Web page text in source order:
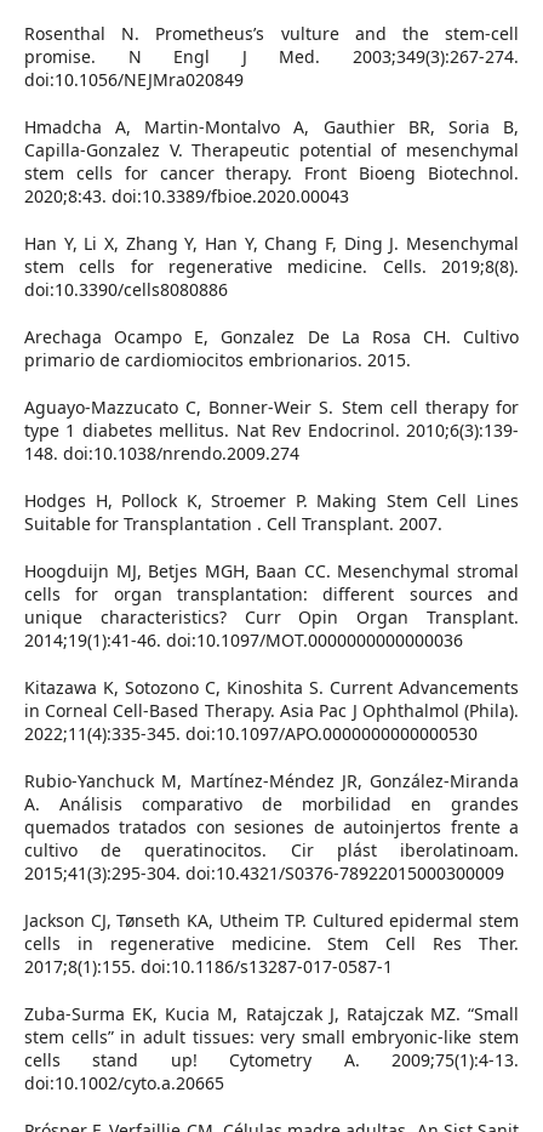
Rosenthal N. Prometheus’s vulture and the stem-cell
promise. N Engl J Med. 2003;349(3):267-274.
doi:10.1056/NEJMra020849
Hmadcha A, Martin-Montalvo A, Gauthier BR, Soria B,
Capilla-Gonzalez V. Therapeutic potential of mesenchymal
stem cells for cancer therapy. Front Bioeng Biotechnol.
2020;8:43. doi:10.3389/fbioe.2020.00043
Han Y, Li X, Zhang Y, Han Y, Chang F, Ding J. Mesenchymal
stem cells for regenerative medicine. Cells. 2019;8(8).
doi:10.3390/cells8080886
Arechaga Ocampo E, Gonzalez De La Rosa CH. Cultivo
primario de cardiomiocitos embrionarios. 2015.
Aguayo-Mazzucato C, Bonner-Weir S. Stem cell therapy for
type 1 diabetes mellitus. Nat Rev Endocrinol. 2010;6(3):139-
148. doi:10.1038/nrendo.2009.274
Hodges H, Pollock K, Stroemer P. Making Stem Cell Lines
Suitable for Transplantation . Cell Transplant. 2007.
Hoogduijn MJ, Betjes MGH, Baan CC. Mesenchymal stromal
cells for organ transplantation: different sources and
unique characteristics? Curr Opin Organ Transplant.
2014;19(1):41-46. doi:10.1097/MOT.0000000000000036
Kitazawa K, Sotozono C, Kinoshita S. Current Advancements
in Corneal Cell-Based Therapy. Asia Pac J Ophthalmol (Phila).
2022;11(4):335-345. doi:10.1097/APO.0000000000000530
Rubio-Yanchuck M, Martínez-Méndez JR, González-Miranda
A. Análisis comparativo de morbilidad en grandes
quemados tratados con sesiones de autoinjertos frente a
cultivo de queratinocitos. Cir plást iberolatinoam.
2015;41(3):295-304. doi:10.4321/S0376-78922015000300009
Jackson CJ, Tønseth KA, Utheim TP. Cultured epidermal stem
cells in regenerative medicine. Stem Cell Res Ther.
2017;8(1):155. doi:10.1186/s13287-017-0587-1
Zuba-Surma EK, Kucia M, Ratajczak J, Ratajczak MZ. “Small
stem cells” in adult tissues: very small embryonic-like stem
cells stand up! Cytometry A. 2009;75(1):4-13.
doi:10.1002/cyto.a.20665